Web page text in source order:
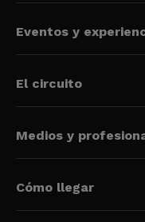
Eventos y
El circuito
Medios y
Cómo llegar